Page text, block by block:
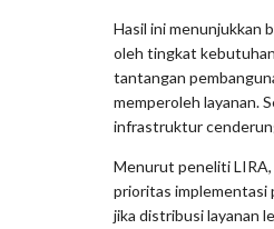
Hasil ini menunjukkan
oleh tingkat
tantangan
memperoleh layanan.
infrastruktur
Menurut peneliti LIRA,
prioritas implementasi
jika distribusi layanan